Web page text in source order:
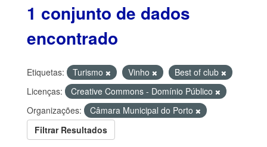
1 conjunto de dados
encontrado
Etiquetas: Turismo Vinho
Best of club
Licenças:
Creative Commons - Domínio Público
Organizações:
Câmara Municipal do Porto
Filtrar Resultados